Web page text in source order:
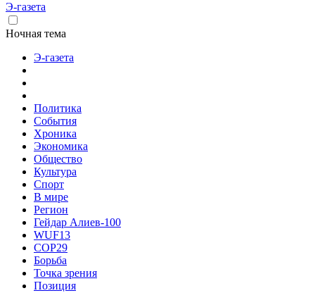
Э-газета
Ночная тема
Э-газета
Политика
События
Хроника
Экономика
Общество
Культура
Спорт
В мире
Регион
Гейдар Алиев-100
WUF13
COP29
Борьба
Точка зрения
Позиция